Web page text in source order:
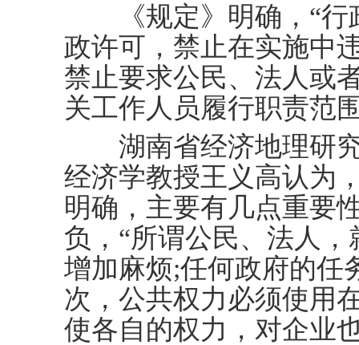
《规定》明确，“行
政许可，禁止在实施中
禁止要求公民、法人或
关工作人员履行职责范
湖南省经济地理研究
经济学教授王义高认为
明确，主要有几点重要
负，“所谓公民、法人
增加麻烦;任何政府的任
次，公共权力必须使用
使各自的权力，对企业